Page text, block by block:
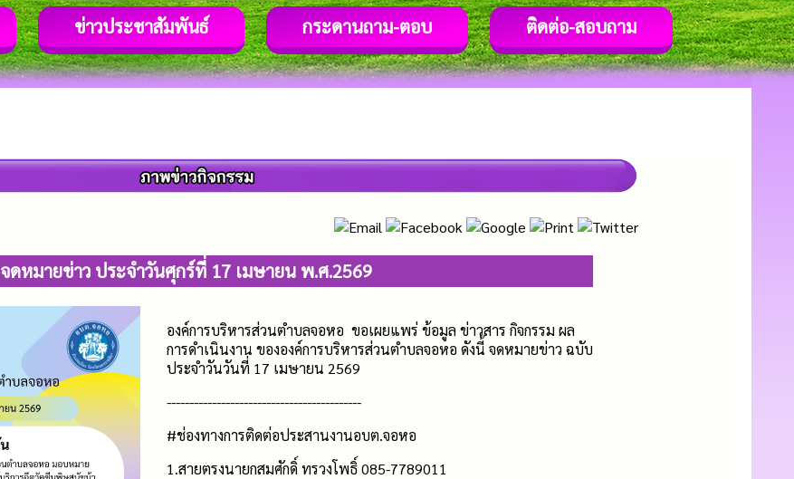
ข่าวประชาสัมพันธ์ กระดานถาม-ตอบ ติดต่อ-สอบถาม
จดหมายข่าว ประจำวันศุกร์ที่ 17 เมษายน พ.ศ.2569
องค์การบริหารส่วนตำบลจอหอ ขอเผยแพร่ ข้อมูล ข่าวสาร กิจกรรม ผล
การดำเนินงาน ขององค์การบริหารส่วนตำบลจอหอ ดังนี้ จดหมายข่าว ฉบับ
ประจำวันวันที่ 17 เมษายน 2569
-------------------------------------------
#ช่องทางการติดต่อประสานงานอบต.จอหอ
1.สายตรงนายกสมศักดิ์ ทรวงโพธิ์ 085-7789011